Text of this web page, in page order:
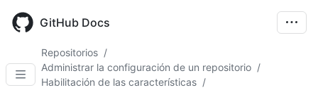
main
GitHub Docs
Repositorios /
Administrar la configuración de un repositorio /
Habilitación de las características /